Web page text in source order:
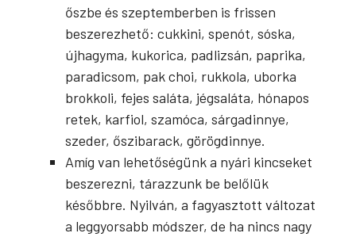
őszbe és szeptemberben is frissen
beszerezhető: cukkini, spenót, sóska,
újhagyma, kukorica, padlizsán, paprika,
paradicsom, pak choi, rukkola, uborka
brokkoli, fejes saláta, jégsaláta, hónapos
retek, karfiol, szamóca, sárgadinnye,
szeder, őszibarack, görögdinnye.
Amíg van lehetőségünk a nyári kincseket
beszerezni, tárazzunk be belőlük
későbbre. Nyilván, a fagyasztott változat
a leggyorsabb módszer, de ha nincs nagy